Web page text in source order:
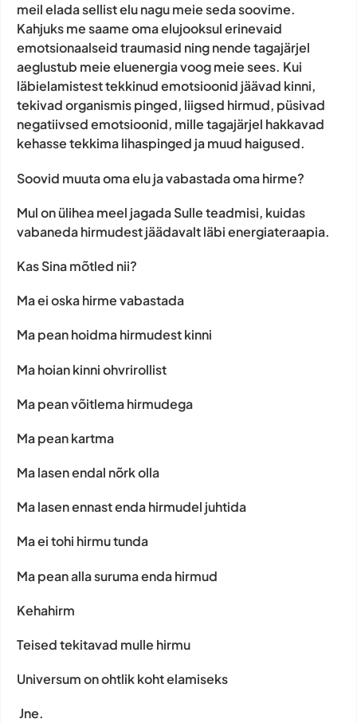
meil elada sellist elu nagu meie seda soovime.
Kahjuks me saame oma elujooksul erinevaid
emotsionaalseid traumasid ning nende tagajärjel
aeglustub meie eluenergia voog meie sees. Kui
läbielamistest tekkinud emotsioonid jäävad kinni,
tekivad organismis pinged, liigsed hirmud, püsivad
negatiivsed emotsioonid, mille tagajärjel hakkavad
kehasse tekkima lihaspinged ja muud haigused.
Soovid muuta oma elu ja vabastada oma hirme?
Mul on ülihea meel jagada Sulle teadmisi, kuidas
vabaneda hirmudest jäädavalt läbi energiateraapia.
Kas Sina mõtled nii?
Ma ei oska hirme vabastada
Ma pean hoidma hirmudest kinni
Ma hoian kinni ohvrirollist
Ma pean võitlema hirmudega
Ma pean kartma
Ma lasen endal nõrk olla
Ma lasen ennast enda hirmudel juhtida
Ma ei tohi hirmu tunda
Ma pean alla suruma enda hirmud
Kehahirm
Teised tekitavad mulle hirmu
Universum on ohtlik koht elamiseks
Jne.